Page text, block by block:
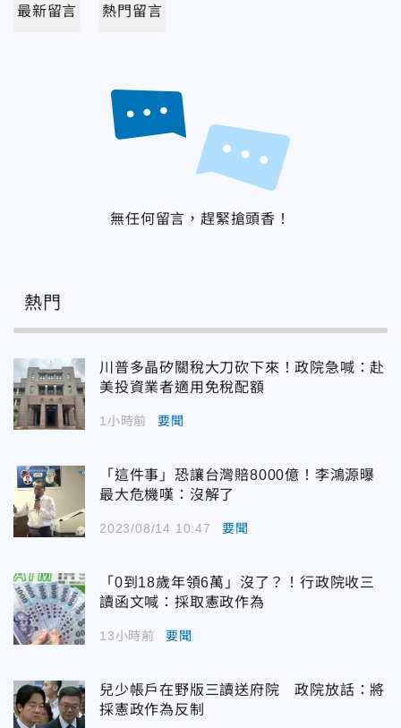
最新留言 熱門留言
無任何留言，趕緊搶頭香！
熱門
川普多晶矽關稅大刀砍下來！政院急喊：赴
美投資業者適用免稅配額
1小時前 要聞
「這件事」恐讓台灣賠8000億！李鴻源曝
最大危機嘆：沒解了
2023/08/14 10:47 要聞
「0到18歲年領6萬」沒了？！行政院收三
讀函文喊：採取憲政作為
13小時前 要聞
兒少帳戶在野版三讀送府院 政院放話：將
採憲政作為反制